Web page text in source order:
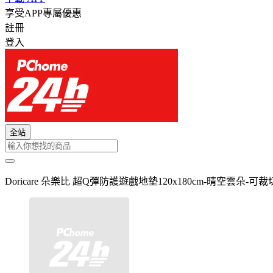
享受APP專屬優惠
註冊
登入
全站
Doricare 朵樂比 超Q彈防護遊戲地墊120x180cm-晴空雲朵-可裁